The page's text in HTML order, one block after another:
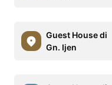
Guest House di
Gn. Ijen